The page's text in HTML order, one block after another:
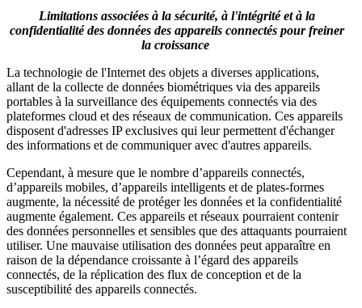
Limitations associées à la sécurité, à l'intégrité et à la
confidentialité des données des appareils connectés pour freiner
la croissance
La technologie de l'Internet des objets a diverses applications,
allant de la collecte de données biométriques via des appareils
portables à la surveillance des équipements connectés via des
plateformes cloud et des réseaux de communication. Ces appareils
disposent d'adresses IP exclusives qui leur permettent d'échanger
des informations et de communiquer avec d'autres appareils.
Cependant, à mesure que le nombre d’appareils connectés,
d’appareils mobiles, d’appareils intelligents et de plates-formes
augmente, la nécessité de protéger les données et la confidentialité
augmente également. Ces appareils et réseaux pourraient contenir
des données personnelles et sensibles que des attaquants pourraient
utiliser. Une mauvaise utilisation des données peut apparaître en
raison de la dépendance croissante à l’égard des appareils
connectés, de la réplication des flux de conception et de la
susceptibilité des appareils connectés.